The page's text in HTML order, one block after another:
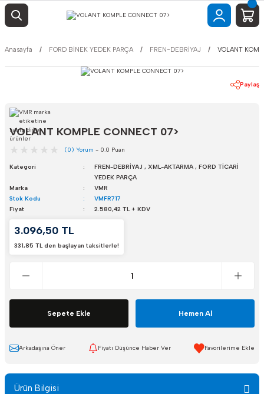
Anasayfa FORD BİNEK YEDEK PARÇA FREN-DEBRİYAJ VOLANT
Paylaş
VOLANT KOMPLE CONNECT 07>
(0) Yorum - 0.0 Puan
Kategori FREN-DEBRİYAJ , XML-AKTARMA , FORD TİCARİ
YEDEK PARÇA
Marka
VMR
Stok Kodu
VMFR717
Fiyat
2.580,42 TL + KDV
3.096,50 TL
331,85 TL den başlayan taksitlerle!
Sepete Ekle Hemen Al
Arkadaşına Öner Fiyatı Düşünce Haber Ver
Ürün Bilgisi